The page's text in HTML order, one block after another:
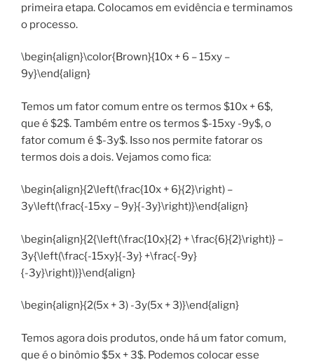
primeira etapa. Colocamos em evidência e terminamos
o processo.
\begin{align}\color{Brown}{10x + 6 – 15xy –
9y}\end{align}
Temos um fator comum entre os termos $10x + 6$,
que é $2$. Também entre os termos $-15xy -9y$, o
fator comum é $-3y$. Isso nos permite fatorar os
termos dois a dois. Vejamos como fica:
\begin{align}{2\left(\frac{10x + 6}{2}\right) –
3y\left(\frac{-15xy – 9y}{-3y}\right)}\end{align}
\begin{align}{2{\left(\frac{10x}{2} + \frac{6}{2}\right)} –
3y{\left(\frac{-15xy}{-3y} +\frac{-9y}
{-3y}\right)}}\end{align}
\begin{align}{2(5x + 3) -3y(5x + 3)}\end{align}
Temos agora dois produtos, onde há um fator comum,
que é o binômio $5x + 3$. Podemos colocar esse